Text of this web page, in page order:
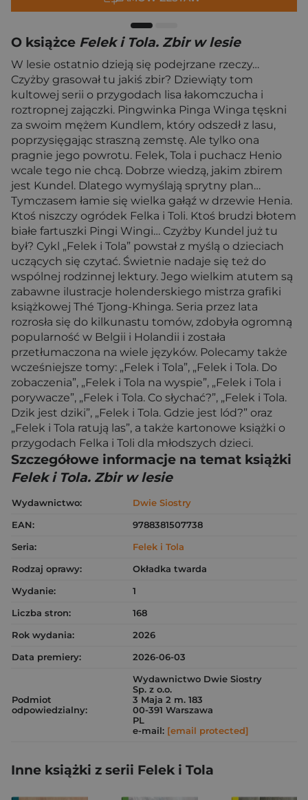
O książce Felek i Tola. Zbir w lesie
W lesie ostatnio dzieją się podejrzane rzeczy…
Czyżby grasował tu jakiś zbir? Dziewiąty tom
kultowej serii o przygodach lisa łakomczucha i
roztropnej zajączki. Pingwinka Pinga Winga tęskni
za swoim mężem Kundlem, który odszedł z lasu,
poprzysięgając straszną zemstę. Ale tylko ona
pragnie jego powrotu. Felek, Tola i puchacz Henio
wcale tego nie chcą. Dobrze wiedzą, jakim zbirem
jest Kundel. Dlatego wymyślają sprytny plan…
Tymczasem łamie się wielka gałąź w drzewie Henia.
Ktoś niszczy ogródek Felka i Toli. Ktoś brudzi błotem
białe fartuszki Pingi Wingi… Czyżby Kundel już tu
był? Cykl „Felek i Tola” powstał z myślą o dzieciach
uczących się czytać. Świetnie nadaje się też do
wspólnej rodzinnej lektury. Jego wielkim atutem są
zabawne ilustracje holenderskiego mistrza grafiki
książkowej Thé Tjong-Khinga. Seria przez lata
rozrosła się do kilkunastu tomów, zdobyła ogromną
popularność w Belgii i Holandii i została
przetłumaczona na wiele języków. Polecamy także
wcześniejsze tomy: „Felek i Tola”, „Felek i Tola. Do
zobaczenia”, „Felek i Tola na wyspie”, „Felek i Tola i
porywacze”, „Felek i Tola. Co słychać?”, „Felek i Tola.
Dzik jest dziki”, „Felek i Tola. Gdzie jest lód?” oraz
„Felek i Tola ratują las”, a także kartonowe książki o
przygodach Felka i Toli dla młodszych dzieci.
Szczegółowe informacje na temat książki
Felek i Tola. Zbir w lesie
Wydawnictwo:
Dwie Siostry
EAN:
9788381507738
Seria:
Felek i Tola
Rodzaj oprawy:
Okładka twarda
Wydanie:
1
Liczba stron:
168
Rok wydania:
2026
Data premiery:
2026-06-03
Podmiot
odpowiedzialny:
Wydawnictwo Dwie Siostry
Sp. z o.o.
3 Maja 2 m. 183
00-391 Warszawa
PL
e-mail: [email protected]
Inne książki z serii Felek i Tola